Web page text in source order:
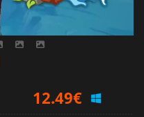
12.49€